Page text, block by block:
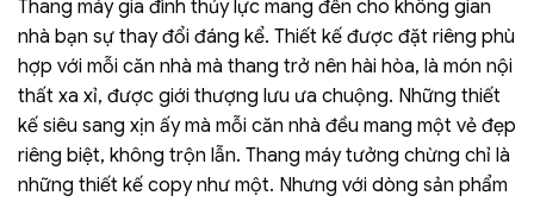
Thang máy gia đình thủy lực mang đến cho không gian
nhà bạn sự thay đổi đáng kể. Thiết kế được đặt riêng phù
hợp với mỗi căn nhà mà thang trở nên hài hòa, là món nội
thất xa xỉ, được giới thượng lưu ưa chuộng. Những thiết
kế siêu sang xịn ấy mà mỗi căn nhà đều mang một vẻ đẹp
riêng biệt, không trộn lẫn. Thang máy tưởng chừng chỉ là
những thiết kế copy như một. Nhưng với dòng sản phẩm